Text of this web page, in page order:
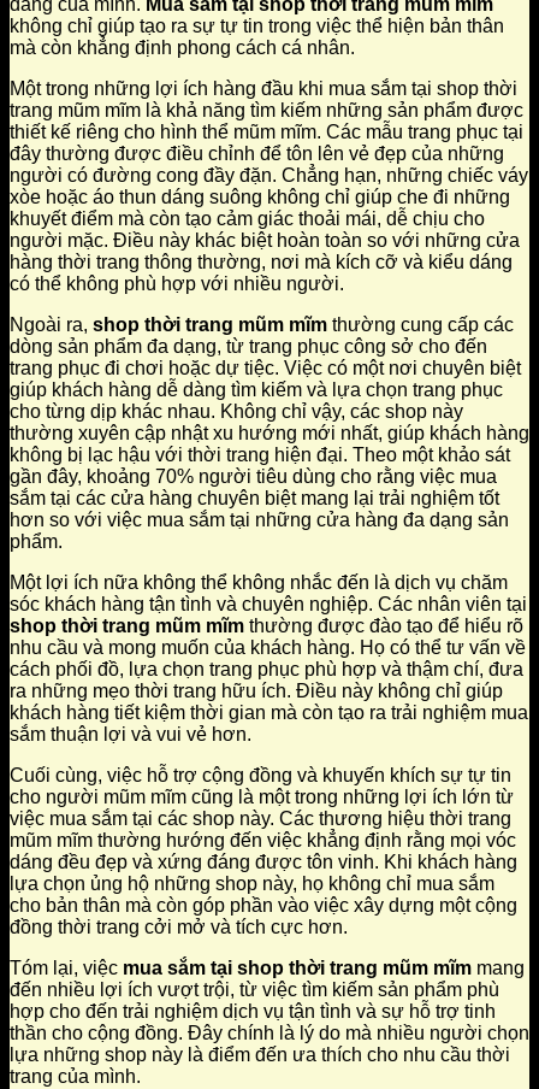
dáng của mình. Mua sắm tại shop thời trang mũm mĩm
không chỉ giúp tạo ra sự tự tin trong việc thể hiện bản thân
mà còn khẳng định phong cách cá nhân.
Một trong những lợi ích hàng đầu khi mua sắm tại shop thời
trang mũm mĩm là khả năng tìm kiếm những sản phẩm được
thiết kế riêng cho hình thể mũm mĩm. Các mẫu trang phục tại
đây thường được điều chỉnh để tôn lên vẻ đẹp của những
người có đường cong đầy đặn. Chẳng hạn, những chiếc váy
xòe hoặc áo thun dáng suông không chỉ giúp che đi những
khuyết điểm mà còn tạo cảm giác thoải mái, dễ chịu cho
người mặc. Điều này khác biệt hoàn toàn so với những cửa
hàng thời trang thông thường, nơi mà kích cỡ và kiểu dáng
có thể không phù hợp với nhiều người.
Ngoài ra, shop thời trang mũm mĩm thường cung cấp các
dòng sản phẩm đa dạng, từ trang phục công sở cho đến
trang phục đi chơi hoặc dự tiệc. Việc có một nơi chuyên biệt
giúp khách hàng dễ dàng tìm kiếm và lựa chọn trang phục
cho từng dịp khác nhau. Không chỉ vậy, các shop này
thường xuyên cập nhật xu hướng mới nhất, giúp khách hàng
không bị lạc hậu với thời trang hiện đại. Theo một khảo sát
gần đây, khoảng 70% người tiêu dùng cho rằng việc mua
sắm tại các cửa hàng chuyên biệt mang lại trải nghiệm tốt
hơn so với việc mua sắm tại những cửa hàng đa dạng sản
phẩm.
Một lợi ích nữa không thể không nhắc đến là dịch vụ chăm
sóc khách hàng tận tình và chuyên nghiệp. Các nhân viên tại
shop thời trang mũm mĩm thường được đào tạo để hiểu rõ
nhu cầu và mong muốn của khách hàng. Họ có thể tư vấn về
cách phối đồ, lựa chọn trang phục phù hợp và thậm chí, đưa
ra những mẹo thời trang hữu ích. Điều này không chỉ giúp
khách hàng tiết kiệm thời gian mà còn tạo ra trải nghiệm mua
sắm thuận lợi và vui vẻ hơn.
Cuối cùng, việc hỗ trợ cộng đồng và khuyến khích sự tự tin
cho người mũm mĩm cũng là một trong những lợi ích lớn từ
việc mua sắm tại các shop này. Các thương hiệu thời trang
mũm mĩm thường hướng đến việc khẳng định rằng mọi vóc
dáng đều đẹp và xứng đáng được tôn vinh. Khi khách hàng
lựa chọn ủng hộ những shop này, họ không chỉ mua sắm
cho bản thân mà còn góp phần vào việc xây dựng một cộng
đồng thời trang cởi mở và tích cực hơn.
Tóm lại, việc mua sắm tại shop thời trang mũm mĩm mang
đến nhiều lợi ích vượt trội, từ việc tìm kiếm sản phẩm phù
hợp cho đến trải nghiệm dịch vụ tận tình và sự hỗ trợ tinh
thần cho cộng đồng. Đây chính là lý do mà nhiều người chọn
lựa những shop này là điểm đến ưa thích cho nhu cầu thời
trang của mình.